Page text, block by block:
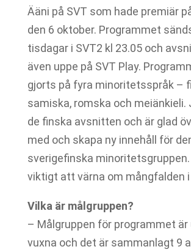
Ääni på SVT som hade premiär
den 6 oktober. Programmet
tisdagar i SVT2 kl 23.05 och
även uppe på SVT Play.
gjorts på fyra minoritetsspråk –
samiska, romska och meiänkieli.
de finska avsnitten och är glad
med och skapa ny innehåll för
sverigefinska minoritetsgruppen.
viktigt att värna om mångfalden
Vilka är målgruppen?
– Målgruppen för programmet är
vuxna och det är sammanlagt 9